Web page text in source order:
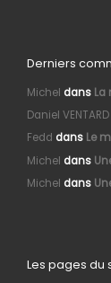
Derniers
Michel dans La
Daniel VENTARD
Fedd dans Le
Michel dans
Michel dans
Les pages du